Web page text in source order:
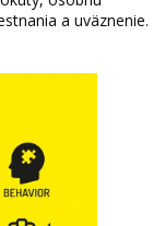
a uväznenie.